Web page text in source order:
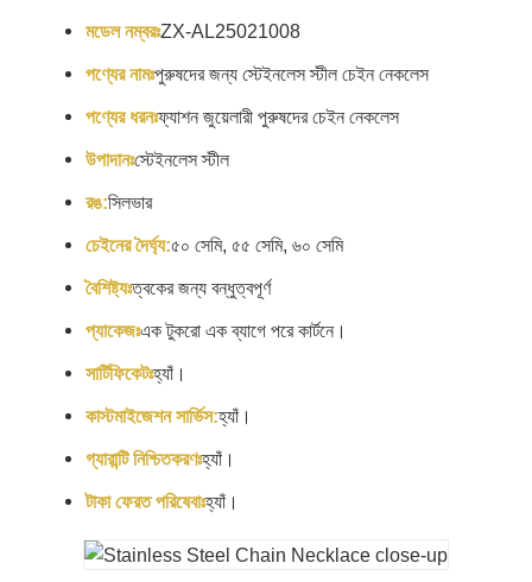
মডেল নম্বরঃZX-AL25021008
পণ্যের নামঃপুরুষদের জন্য স্টেইনলেস স্টীল চেইন নেকলেস
পণ্যের ধরনঃফ্যাশন জুয়েলারী পুরুষদের চেইন নেকলেস
উপাদানঃস্টেইনলেস স্টীল
রঙ:সিলভার
চেইনের দৈর্ঘ্য:৫০ সেমি, ৫৫ সেমি, ৬০ সেমি
বৈশিষ্ট্যঃত্বকের জন্য বন্ধুত্বপূর্ণ
প্যাকেজঃএক টুকরো এক ব্যাগে পরে কার্টনে।
সার্টিফিকেটঃহ্যাঁ।
কাস্টমাইজেশন সার্ভিস:হ্যাঁ।
গ্যারান্টি নিশ্চিতকরণঃহ্যাঁ।
টাকা ফেরত পরিষেবাঃহ্যাঁ।